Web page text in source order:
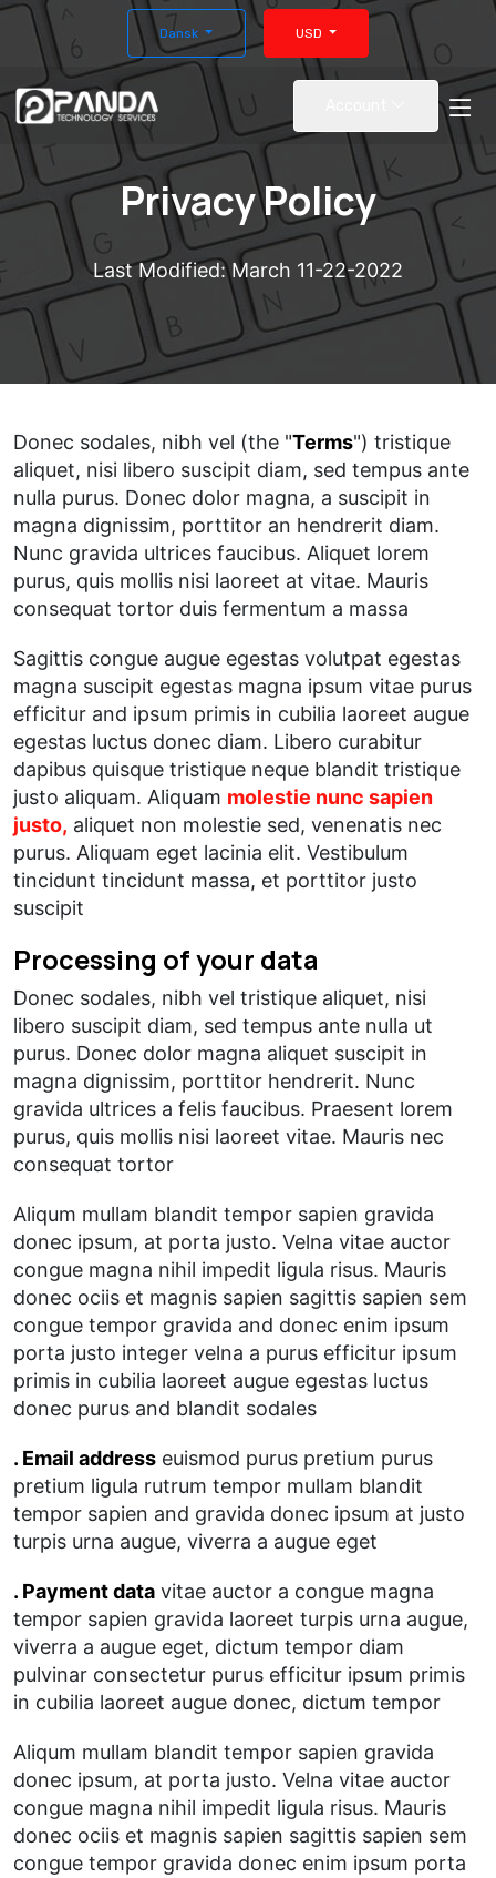
Dansk USD
Privacy Policy
Last Modified: March 11-22-2022
Donec sodales, nibh vel (the "Terms") tristique
aliquet, nisi libero suscipit diam, sed tempus ante
nulla purus. Donec dolor magna, a suscipit in
magna dignissim, porttitor an hendrerit diam.
Nunc gravida ultrices faucibus. Aliquet lorem
purus, quis mollis nisi laoreet at vitae. Mauris
consequat tortor duis fermentum a massa
Sagittis congue augue egestas volutpat egestas
magna suscipit egestas magna ipsum vitae purus
efficitur and ipsum primis in cubilia laoreet augue
egestas luctus donec diam. Libero curabitur
dapibus quisque tristique neque blandit tristique
justo aliquam. Aliquam molestie nunc sapien
justo, aliquet non molestie sed, venenatis nec
purus. Aliquam eget lacinia elit. Vestibulum
tincidunt tincidunt massa, et porttitor justo
suscipit
Processing of your data
Donec sodales, nibh vel tristique aliquet, nisi
libero suscipit diam, sed tempus ante nulla ut
purus. Donec dolor magna aliquet suscipit in
magna dignissim, porttitor hendrerit. Nunc
gravida ultrices a felis faucibus. Praesent lorem
purus, quis mollis nisi laoreet vitae. Mauris nec
consequat tortor
Aliqum mullam blandit tempor sapien gravida
donec ipsum, at porta justo. Velna vitae auctor
congue magna nihil impedit ligula risus. Mauris
donec ociis et magnis sapien sagittis sapien sem
congue tempor gravida and donec enim ipsum
porta justo integer velna a purus efficitur ipsum
primis in cubilia laoreet augue egestas luctus
donec purus and blandit sodales
. Email address euismod purus pretium purus
pretium ligula rutrum tempor mullam blandit
tempor sapien and gravida donec ipsum at justo
turpis urna augue, viverra a augue eget
. Payment data vitae auctor a congue magna
tempor sapien gravida laoreet turpis urna augue,
viverra a augue eget, dictum tempor diam
pulvinar consectetur purus efficitur ipsum primis
in cubilia laoreet augue donec, dictum tempor
Aliqum mullam blandit tempor sapien gravida
donec ipsum, at porta justo. Velna vitae auctor
congue magna nihil impedit ligula risus. Mauris
donec ociis et magnis sapien sagittis sapien sem
congue tempor gravida donec enim ipsum porta